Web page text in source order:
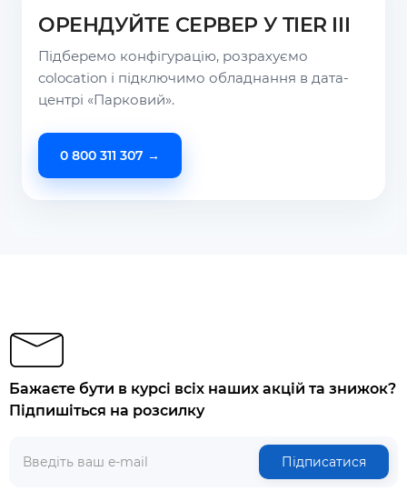
ОРЕНДУЙТЕ СЕРВЕР У TIER III
Підберемо конфігурацію, розрахуємо
colocation і підключимо обладнання в дата-
центрі «Парковий».
0 800 311 307 →
Бажаєте бути в курсі всіх наших акцій та знижок?
Підпишіться на розсилку
Підписатися